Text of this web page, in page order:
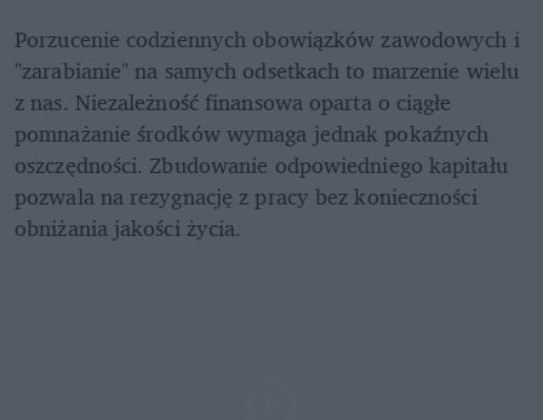
Porzucenie codziennych obowiązków zawodowych i
"zarabianie" na samych odsetkach to marzenie wielu
z nas. Niezależność finansowa oparta o ciągłe
pomnażanie środków wymaga jednak pokaźnych
oszczędności. Zbudowanie odpowiedniego kapitału
pozwala na rezygnację z pracy bez konieczności
obniżania jakości życia.